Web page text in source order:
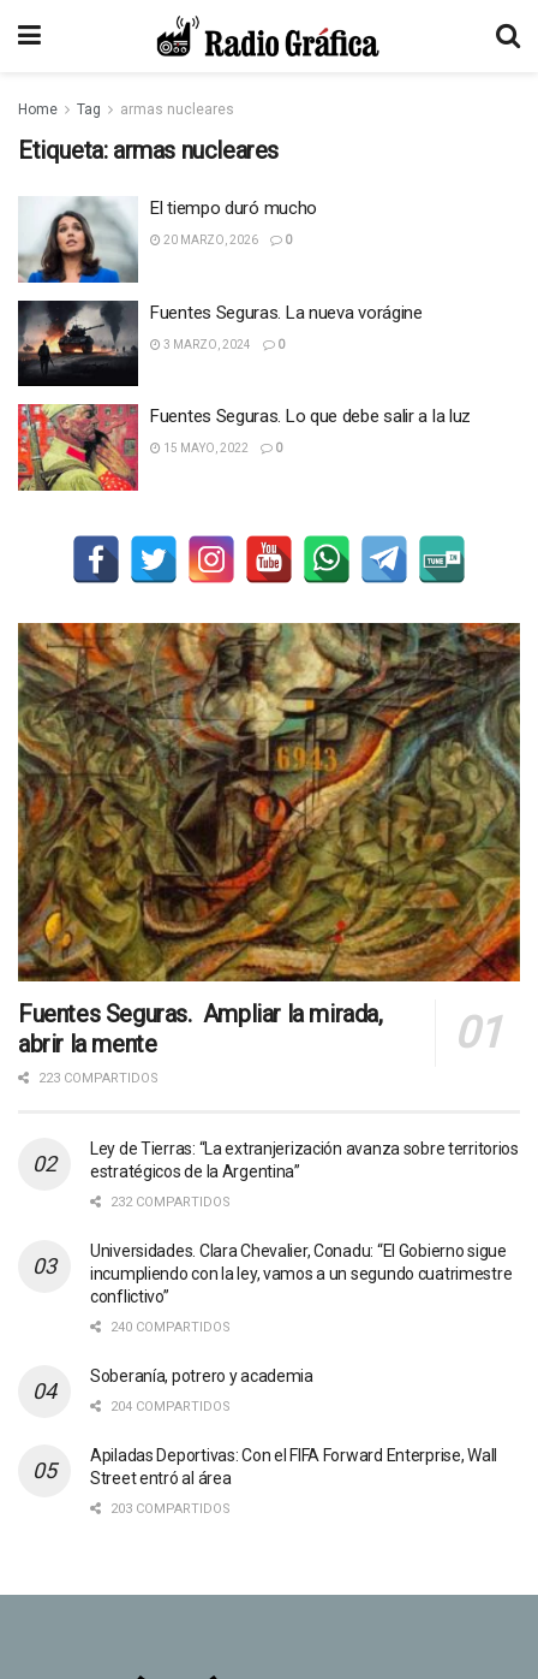
Home Tag armas nucleares
Etiqueta: armas nucleares
El tiempo duró mucho
20 MARZO, 2026 0
Fuentes Seguras. La nueva vorágine
3 MARZO, 2024 0
Fuentes Seguras. Lo que debe salir a la luz
15 MAYO, 2022 0
Fuentes Seguras. Ampliar la mirada,
abrir la mente
223 COMPARTIDOS
Ley de Tierras: “La extranjerización avanza sobre territorios
estratégicos de la Argentina”
232 COMPARTIDOS
Universidades. Clara Chevalier, Conadu: “El Gobierno sigue
incumpliendo con la ley, vamos a un segundo cuatrimestre
conflictivo”
240 COMPARTIDOS
Soberanía, potrero y academia
204 COMPARTIDOS
Apiladas Deportivas: Con el FIFA Forward Enterprise, Wall
Street entró al área
203 COMPARTIDOS